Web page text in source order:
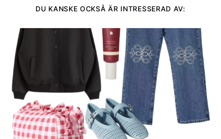
DU KANSKE OCKSÅ ÄR INTRESSERAD AV: